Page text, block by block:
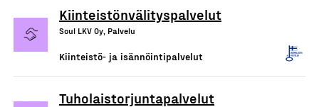
Kiinteistönvälityspalvelut
Soul LKV Oy, Palvelu
Kiinteistö- ja isännöintipalvelut
Tuholaistorjuntapalvelut